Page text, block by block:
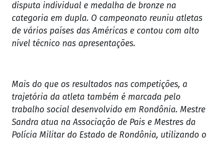
disputa individual e medalha de bronze na
categoria em dupla. O campeonato reuniu atletas
de vários países das Américas e contou com alto
nível técnico nas apresentações.
Mais do que os resultados nas competições, a
trajetória da atleta também é marcada pelo
trabalho social desenvolvido em Rondônia. Mestre
Sandra atua na Associação de Pais e Mestres da
Polícia Militar do Estado de Rondônia, utilizando o